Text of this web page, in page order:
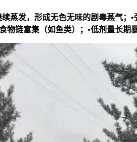
蒸发，形成无色无味的剧毒蒸气；•
物链富集（如鱼类）；•低剂量长期